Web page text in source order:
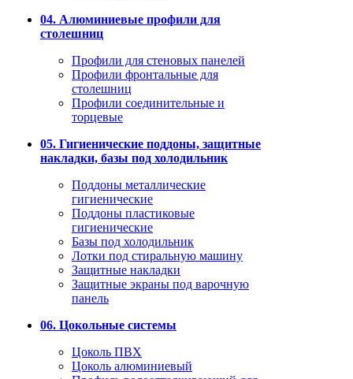
04. Алюминиевые профили для
столешниц
Профили для стеновых панелей
Профили фронтальные для
столешниц
Профили соединительные и
торцевые
05. Гигиенические поддоны, защитные
накладки, базы под холодильник
Поддоны металлические
гигиенические
Поддоны пластиковые
гигиенические
Базы под холодильник
Лотки под стиральную машину
Защитные накладки
Защитные экраны под варочную
панель
06. Цокольные системы
Цоколь ПВХ
Цоколь алюминиевый